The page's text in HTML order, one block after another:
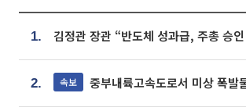
1.
2. 속보 중부내륙고속도로서 미상 폭발